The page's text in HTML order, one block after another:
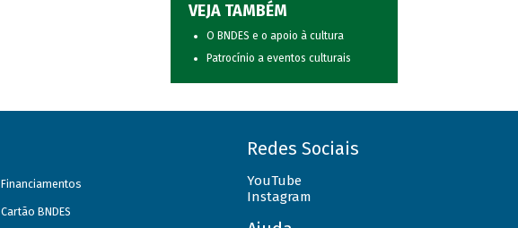
VEJA TAMBÉM
O BNDES e o apoio à cultura
Patrocínio a eventos culturais
Financiamentos
Cartão BNDES
Redes Sociais
YouTube
Instagram